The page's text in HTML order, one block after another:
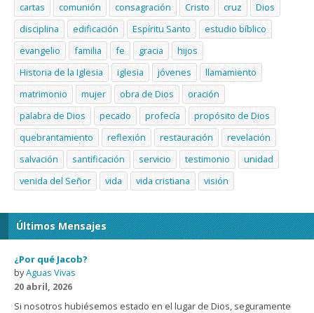
cartas
comunión consagración Cristo cruz
Dios
disciplina
edificación Espíritu Santo
estudio bíblico
evangelio
familia fe gracia
hijos
Historia de la Iglesia
iglesia jóvenes
llamamiento
matrimonio
mujer obra de Dios
oración
palabra de Dios
pecado profecía
propósito de Dios
quebrantamiento
reflexión restauración
revelación
salvación
santificación servicio testimonio
unidad
venida del Señor
vida vida cristiana visión
Últimos Mensajes
¿Por qué Jacob?
byAguas Vivas
20 abril, 2026
Si nosotros hubiésemos estado en el lugar de Dios, seguramente